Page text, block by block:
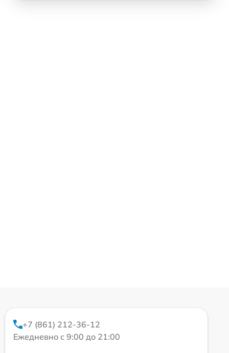
+7 (861) 212-36-12
Ежедневно с 9:00 до 21:00